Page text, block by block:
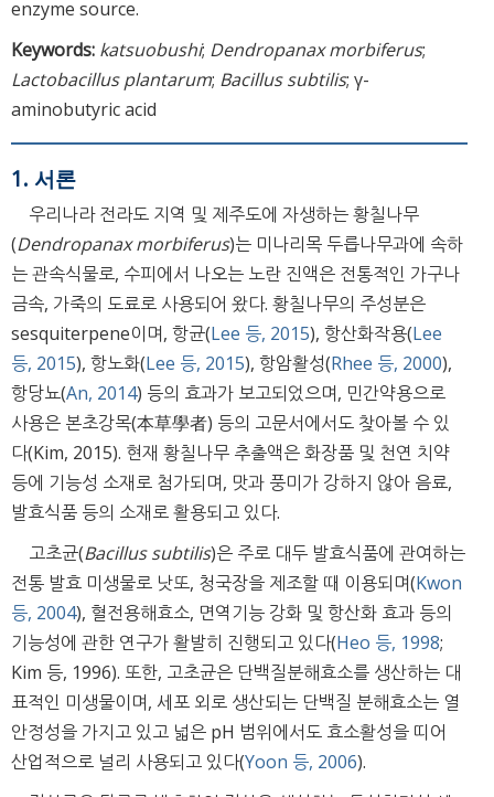
enzyme source.
Keywords: katsuobushi; Dendropanax morbiferus;
Lactobacillus plantarum; Bacillus subtilis; γ-
aminobutyric acid
1. 서론
우리나라 전라도 지역 및 제주도에 자생하는 황칠나무
(Dendropanax morbiferus)는 미나리목 두릅나무과에 속하
는 관속식물로, 수피에서 나오는 노란 진액은 전통적인 가구나
금속, 가죽의 도료로 사용되어 왔다. 황칠나무의 주성분은
sesquiterpene이며, 항균(Lee 등, 2015), 항산화작용(Lee
등, 2015), 항노화(Lee 등, 2015), 항암활성(Rhee 등, 2000),
항당뇨(An, 2014) 등의 효과가 보고되었으며, 민간약용으로
사용은 본초강목(本草學者) 등의 고문서에서도 찾아볼 수 있
다(Kim, 2015). 현재 황칠나무 추출액은 화장품 및 천연 치약
등에 기능성 소재로 첨가되며, 맛과 풍미가 강하지 않아 음료,
발효식품 등의 소재로 활용되고 있다.
고초균(Bacillus subtilis)은 주로 대두 발효식품에 관여하는
전통 발효 미생물로 낫또, 청국장을 제조할 때 이용되며(Kwon
등, 2004), 혈전용해효소, 면역기능 강화 및 항산화 효과 등의
기능성에 관한 연구가 활발히 진행되고 있다(Heo 등, 1998;
Kim 등, 1996). 또한, 고초균은 단백질분해효소를 생산하는 대
표적인 미생물이며, 세포 외로 생산되는 단백질 분해효소는 열
안정성을 가지고 있고 넓은 pH 범위에서도 효소활성을 띠어
산업적으로 널리 사용되고 있다(Yoon 등, 2006).